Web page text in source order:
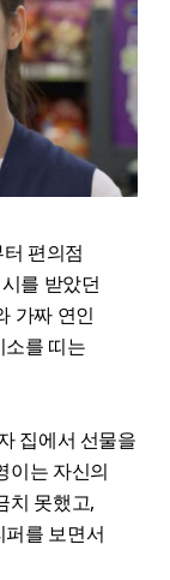
편의점
를 받았던
가짜 연인
소를 띠는
집에서 선물을
이는 자신의
치 못했고,
를 보면서